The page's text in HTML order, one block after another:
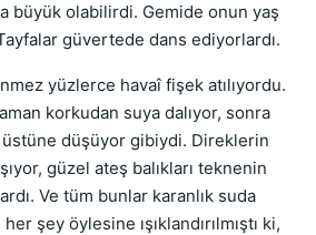
büyük olabilirdi. Gemide onun yaş
güvertede dans ediyorlardı.
yüzlerce havaî fişek atılıyordu.
korkudan suya dalıyor, sonra
üstüne düşüyor gibiydi. Direklerin
güzel ateş balıkları teknenin
Ve tüm bunlar karanlık suda
şey öylesine ışıklandırılmıştı ki,